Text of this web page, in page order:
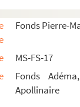
Fonds Pierre-
MS-FS-17
Fonds
Apollinaire
des
Répertoire
Don de sa
Biographie